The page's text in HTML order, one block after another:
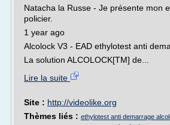
Natacha la Russe - Je présente mon
policier.
1 year ago
Alcolock V3 - EAD ethylotest anti
La solution ALCOLOCK[TM] de...
Lire la suite
Site : http://videolike.org
Thèmes liés : ethylotest anti demarrage